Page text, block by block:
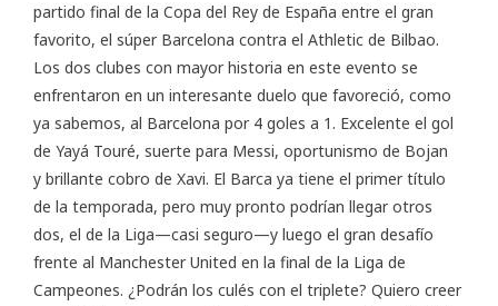
partido final de la Copa del Rey de España entre el gran
favorito, el súper Barcelona contra el Athletic de Bilbao.
Los dos clubes con mayor historia en este evento se
enfrentaron en un interesante duelo que favoreció, como
ya sabemos, al Barcelona por 4 goles a 1. Excelente el gol
de Yayá Touré, suerte para Messi, oportunismo de Bojan
y brillante cobro de Xavi. El Barca ya tiene el primer título
de la temporada, pero muy pronto podrían llegar otros
dos, el de la Liga—casi seguro—y luego el gran desafío
frente al Manchester United en la final de la Liga de
Campeones. ¿Podrán los culés con el triplete? Quiero creer